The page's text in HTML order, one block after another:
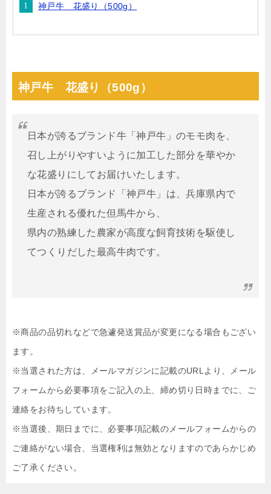
神戸牛 花盛り（500g）
神戸牛 花盛り（500g）
日本が誇るブランド牛「神戸牛」のモモ肉を、
召し上がりやすいように加工した部分を華やか
な花盛りにしてお届けいたします。
日本が誇るブランド「神戸牛」は、兵庫県内で
生産される優れた但馬牛から、
県内の熟練した農家が高度な飼育技術を駆使し
てつくりだした最高牛肉です。
※商品の品切れなどで急遽発送賞品が変更になる場合もござい
ます。
※当選された方は、メールマガジンに記載のURLより、メール
フォームから必要事項をご記入の上、締め切り日時までに、ご
連絡をお待ちしています。
※当選後、期日までに、必要事項記載のメールフォームからの
ご連絡がない場合、当選権利は無効となりますのであらかじめ
ご了承ください。